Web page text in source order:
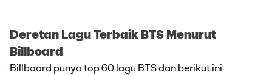
Deretan Lagu Terbaik BTS Menurut
Billboard
Billboard punya top 60 lagu BTS dan berikut ini